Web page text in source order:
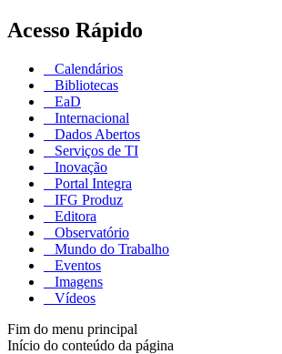
Acesso Rápido
Calendários
Bibliotecas
EaD
Internacional
Dados Abertos
Serviços de TI
Inovação
Portal Integra
IFG Produz
Editora
Observatório
Mundo do Trabalho
Eventos
Imagens
Vídeos
Fim do menu principal
Início do conteúdo da página